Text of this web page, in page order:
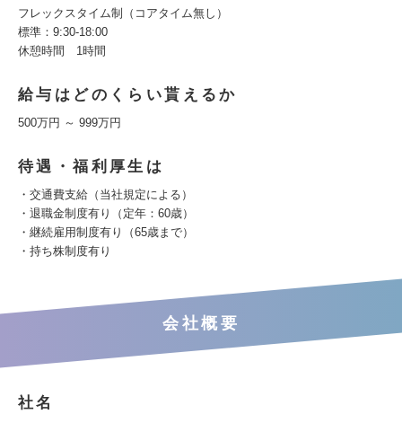
フレックスタイム制（コアタイム無し）
標準：9:30-18:00
休憩時間 1時間
給与はどのくらい貰えるか
500万円 ～ 999万円
待遇・福利厚生は
・交通費支給（当社規定による）
・退職金制度有り（定年：60歳）
・継続雇用制度有り（65歳まで）
・持ち株制度有り
会社概要
社名